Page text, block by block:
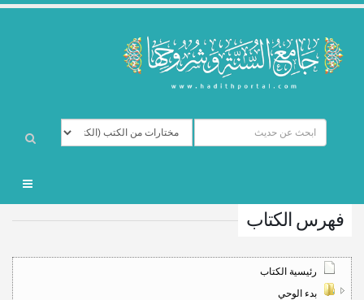
فهرس الكتاب
رئيسية الكتاب
بدء الوحي